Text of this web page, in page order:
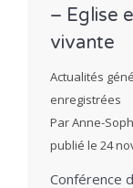
– Eglise
vivante
Actualités
enregistrées
ParAnne-
publié le 24
Conférence